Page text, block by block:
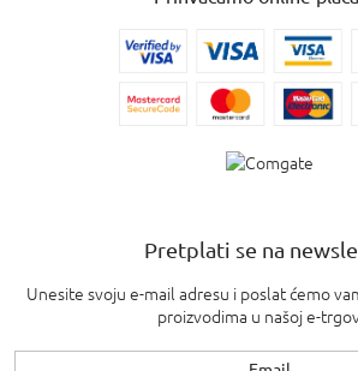
Pretplati se na
Unesite svoju e-mail adresu i poslat ćemo
proizvodima u našoj e-